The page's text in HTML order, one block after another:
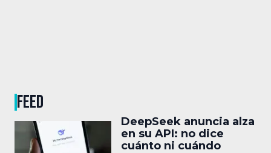
FEED
DeepSeek anuncia alza
en su API: no dice
cuánto ni cuándo